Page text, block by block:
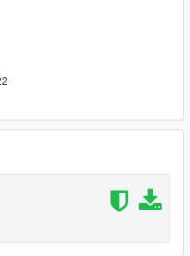
and you're done.